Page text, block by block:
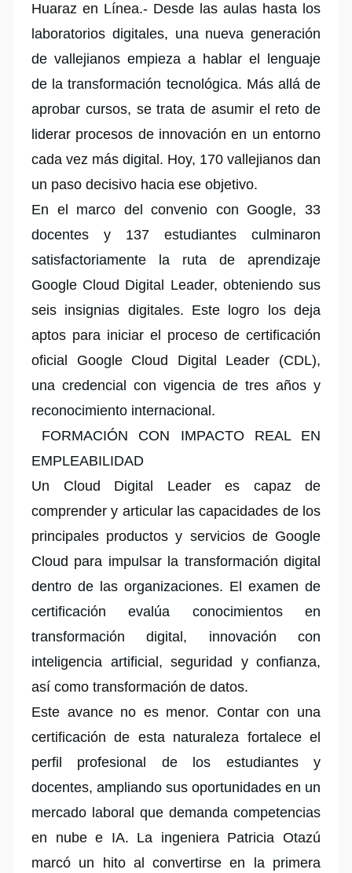
Huaraz en Línea.- Desde las aulas hasta los
laboratorios digitales, una nueva generación
de vallejianos empieza a hablar el lenguaje
de la transformación tecnológica. Más allá de
aprobar cursos, se trata de asumir el reto de
liderar procesos de innovación en un entorno
cada vez más digital. Hoy, 170 vallejianos dan
un paso decisivo hacia ese objetivo.
En el marco del convenio con Google, 33
docentes y 137 estudiantes culminaron
satisfactoriamente la ruta de aprendizaje
Google Cloud Digital Leader, obteniendo sus
seis insignias digitales. Este logro los deja
aptos para iniciar el proceso de certificación
oficial Google Cloud Digital Leader (CDL),
una credencial con vigencia de tres años y
reconocimiento internacional.
FORMACIÓN CON IMPACTO REAL EN
EMPLEABILIDAD
Un Cloud Digital Leader es capaz de
comprender y articular las capacidades de los
principales productos y servicios de Google
Cloud para impulsar la transformación digital
dentro de las organizaciones. El examen de
certificación evalúa conocimientos en
transformación digital, innovación con
inteligencia artificial, seguridad y confianza,
así como transformación de datos.
Este avance no es menor. Contar con una
certificación de esta naturaleza fortalece el
perfil profesional de los estudiantes y
docentes, ampliando sus oportunidades en un
mercado laboral que demanda competencias
en nube e IA. La ingeniera Patricia Otazú
marcó un hito al convertirse en la primera